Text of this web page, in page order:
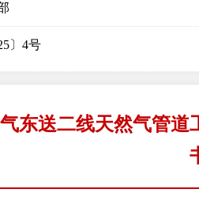
〕4号
东送二线天然气管